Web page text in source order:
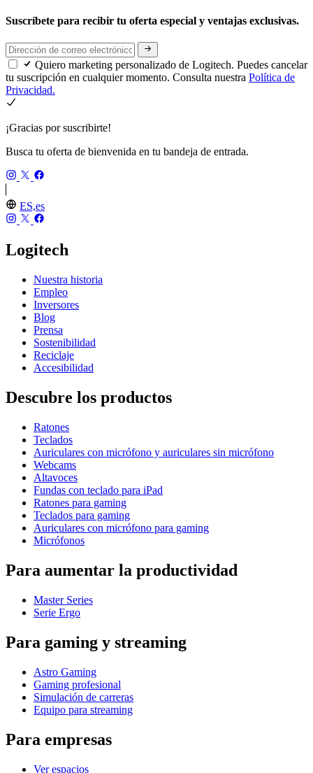
Suscríbete para recibir tu oferta especial y ventajas exclusivas.
Quiero marketing personalizado de Logitech. Puedes cancelar
tu suscripción en cualquier momento. Consulta nuestra Política de
Privacidad.
¡Gracias por suscribirte!
Busca tu oferta de bienvenida en tu bandeja de entrada.
ES,es
Logitech
Nuestra historia
Empleo
Inversores
Blog
Prensa
Sostenibilidad
Reciclaje
Accesibilidad
Descubre los productos
Ratones
Teclados
Auriculares con micrófono y auriculares sin micrófono
Webcams
Altavoces
Fundas con teclado para iPad
Ratones para gaming
Teclados para gaming
Auriculares con micrófono para gaming
Micrófonos
Para aumentar la productividad
Master Series
Serie Ergo
Para gaming y streaming
Astro Gaming
Gaming profesional
Simulación de carreras
Equipo para streaming
Para empresas
Ver espacios